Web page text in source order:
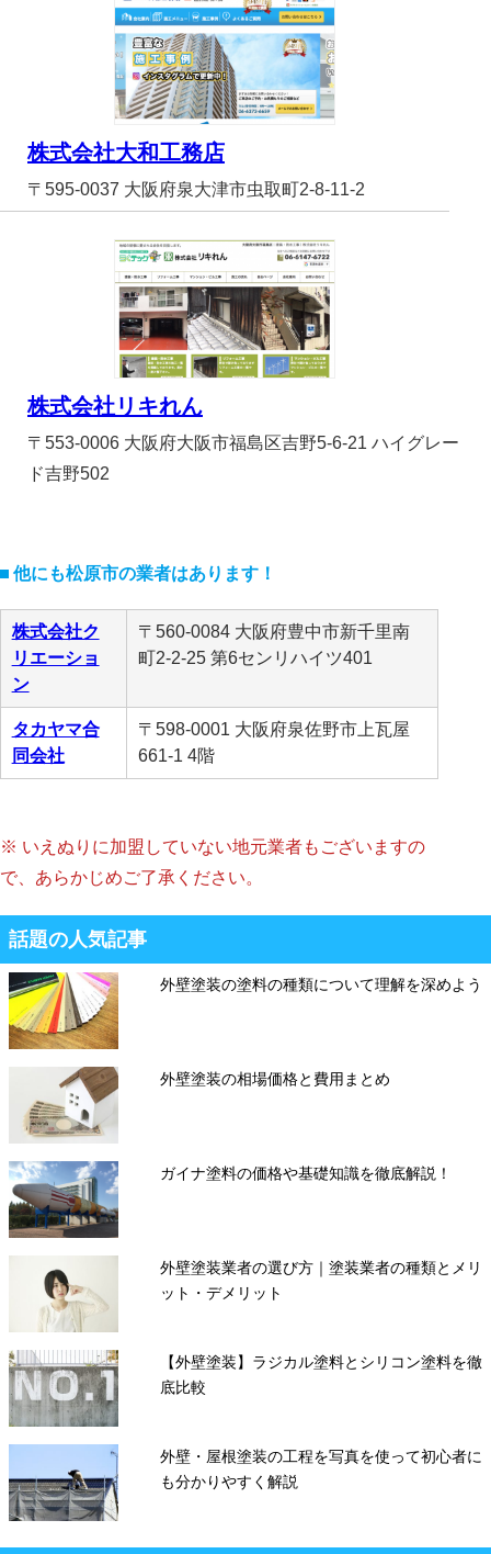
株式会社大和工務店
〒595-0037 大阪府泉大津市虫取町2-8-11-2
株式会社リキれん
〒553-0006 大阪府大阪市福島区吉野5-6-21 ハイグレー
ド吉野502
他にも松原市の業者はあります！
株式会社ク
リエーショ
ン
〒560-0084 大阪府豊中市新千里南
町2-2-25 第6センリハイツ401
タカヤマ合
同会社
〒598-0001 大阪府泉佐野市上瓦屋
661-1 4階
※ いえぬりに加盟していない地元業者もございますの
で、あらかじめご了承ください。
話題の人気記事
外壁塗装の塗料の種類について理解を深めよう
外壁塗装の相場価格と費用まとめ
ガイナ塗料の価格や基礎知識を徹底解説！
外壁塗装業者の選び方｜塗装業者の種類とメリ
ット・デメリット
【外壁塗装】ラジカル塗料とシリコン塗料を徹
底比較
外壁・屋根塗装の工程を写真を使って初心者に
も分かりやすく解説